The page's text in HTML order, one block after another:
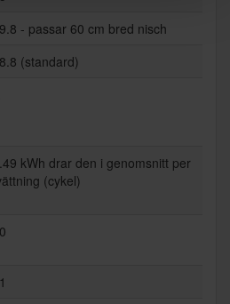
- passar 60 cm bred nisch
(standard)
kWh drar den i genomsnitt per
(cykel)